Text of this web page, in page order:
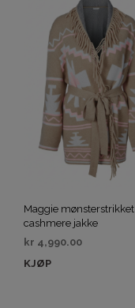
Maggie mønsterstrikket
cashmere jakke
kr 4,990.00
KJØP